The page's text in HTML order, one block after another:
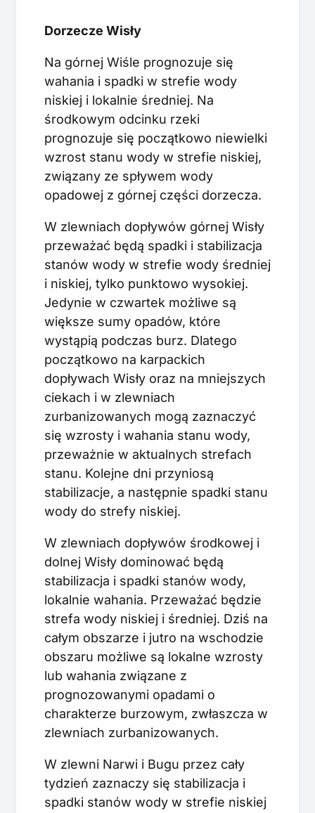
Dorzecze Wisły
Na górnej Wiśle prognozuje się
wahania i spadki w strefie wody
niskiej i lokalnie średniej. Na
środkowym odcinku rzeki
prognozuje się początkowo niewielki
wzrost stanu wody w strefie niskiej,
związany ze spływem wody
opadowej z górnej części dorzecza.
W zlewniach dopływów górnej Wisły
przeważać będą spadki i stabilizacja
stanów wody w strefie wody średniej
i niskiej, tylko punktowo wysokiej.
Jedynie w czwartek możliwe są
większe sumy opadów, które
wystąpią podczas burz. Dlatego
początkowo na karpackich
dopływach Wisły oraz na mniejszych
ciekach i w zlewniach
zurbanizowanych mogą zaznaczyć
się wzrosty i wahania stanu wody,
przeważnie w aktualnych strefach
stanu. Kolejne dni przyniosą
stabilizacje, a następnie spadki stanu
wody do strefy niskiej.
W zlewniach dopływów środkowej i
dolnej Wisły dominować będą
stabilizacja i spadki stanów wody,
lokalnie wahania. Przeważać będzie
strefa wody niskiej i średniej. Dziś na
całym obszarze i jutro na wschodzie
obszaru możliwe są lokalne wzrosty
lub wahania związane z
prognozowanymi opadami o
charakterze burzowym, zwłaszcza w
zlewniach zurbanizowanych.
W zlewni Narwi i Bugu przez cały
tydzień zaznaczy się stabilizacja i
spadki stanów wody w strefie niskiej